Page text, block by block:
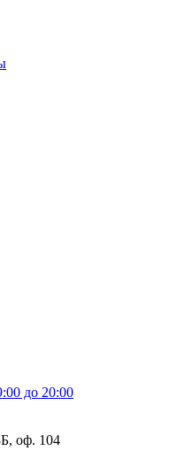
до 20:00
оф. 104